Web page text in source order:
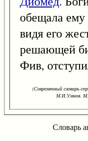
обещала ему
видя его
решающей
Фив,
(Современный словарь-
М.И.Умнов.
Словарь